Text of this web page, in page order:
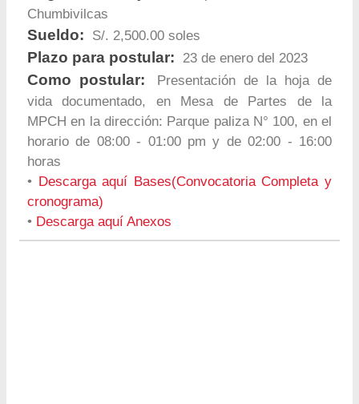
Chumbivilcas
Sueldo: S/. 2,500.00 soles
Plazo para postular: 23 de enero del 2023
Como postular:
Presentación de la hoja de
vida documentado, en Mesa de Partes de la
MPCH en la dirección: Parque paliza N° 100, en el
horario de 08:00 - 01:00 pm y de 02:00 - 16:00
horas
•
Descarga aquí Bases(Convocatoria Completa y
cronograma)
• Descarga aquí Anexos